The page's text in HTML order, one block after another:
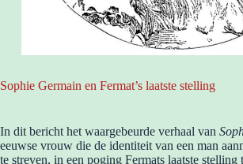
Sophie Germain en Fermat’s laatste stelling
In dit bericht het waargebeurde verhaal van
eeuwse vrouw die de identiteit van een man
te streven, in een poging Fermats laatste stelling